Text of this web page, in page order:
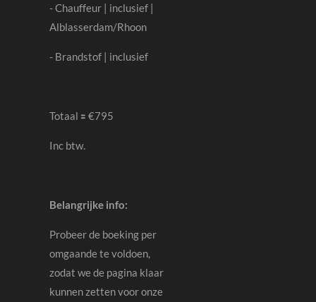
- Chauffeur | inclusief |
Alblasserdam/Rhoon
- Brandstof | inclusief
Totaal 🟰 €795
Inc btw.
Belangrijke info:
Probeer de boeking per
omgaande te voldoen,
zodat we de pagina klaar
kunnen zetten voor onze